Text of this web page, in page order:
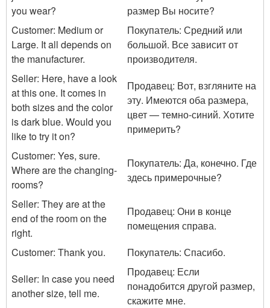
you wear?
размер Вы носите?
Customer: Medium or
Large. It all depends on
the manufacturer.
Покупатель: Средний или
большой. Все зависит от
производителя.
Seller: Here, have a look
at this one. It comes in
both sizes and the color
is dark blue. Would you
like to try it on?
Продавец: Вот, взгляните на
эту. Имеются оба размера,
цвет — темно-синий. Хотите
примерить?
Customer: Yes, sure.
Where are the changing-
rooms?
Покупатель: Да, конечно. Где
здесь примерочные?
Seller: They are at the
end of the room on the
right.
Продавец: Они в конце
помещения справа.
Customer: Thank you.
Покупатель: Спасибо.
Seller: In case you need
another size, tell me.
Продавец: Если
понадобится другой размер,
скажите мне.